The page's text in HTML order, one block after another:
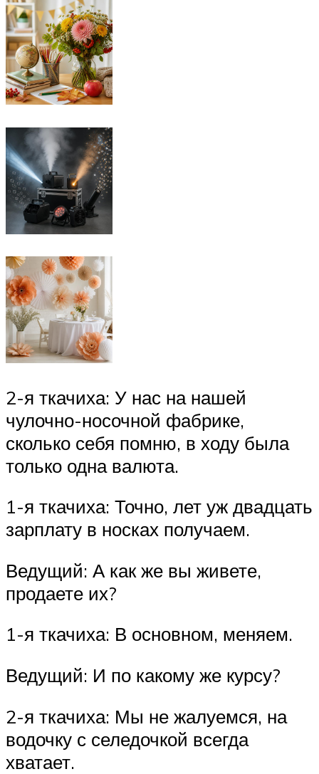
2-я ткачиха: У нас на нашей
чулочно-носочной фабрике,
сколько себя помню, в ходу была
только одна валюта.
1-я ткачиха: Точно, лет уж двадцать
зарплату в носках получаем.
Ведущий: А как же вы живете,
продаете их?
1-я ткачиха: В основном, меняем.
Ведущий: И по какому же курсу?
2-я ткачиха: Мы не жалуемся, на
водочку с селедочкой всегда
хватает.